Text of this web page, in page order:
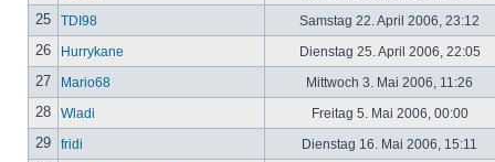
25 TDI98 Samstag 22. April 2006, 23:12
26 Hurrykane Dienstag 25. April 2006, 22:05
27 Mario68 Mittwoch 3. Mai 2006, 11:26
28 Wladi Freitag 5. Mai 2006, 00:00
29 fridi Dienstag 16. Mai 2006, 15:11